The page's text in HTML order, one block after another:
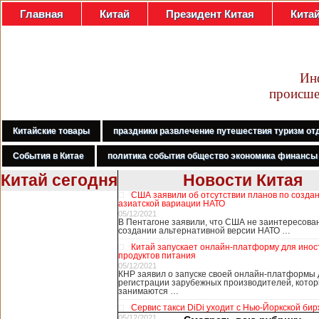
Главная Китай Президент Китая
Китайские товары праздники развлечение путешествия туризм
События в Китае политика события общество экономика финансы
Китай сегодня Новости Китая
США заявили об отсутствии планов по
азиатской вариации НАТО
05/12/2021
В Пентагоне заявили, что США не
создании альтернативной версии НАТО …
Китай запускает онлайн-платформу для
продуктов питания
05/12/2021
КНР заявил о запуске своей онлайн-платформы
регистрации зарубежных производителей,
занимаются …
Сервис такси DiDi уходит с Нью-Йоркской